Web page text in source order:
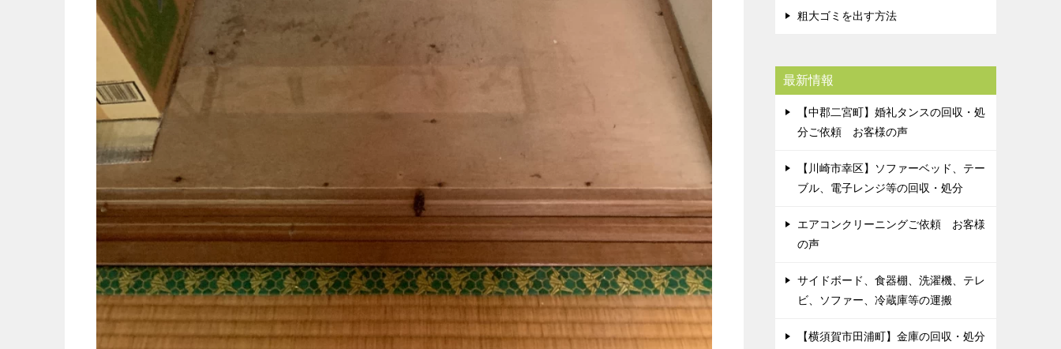
粗大ゴミを出す方法
最新情報
【中郡二宮町】婚礼タンスの回収・処
分ご依頼 お客様の声
【川崎市幸区】ソファーベッド、テー
ブル、電子レンジ等の回収・処分
エアコンクリーニングご依頼 お客様
の声
サイドボード、食器棚、洗濯機、テレ
ビ、ソファー、冷蔵庫等の運搬
【横須賀市田浦町】金庫の回収・処分